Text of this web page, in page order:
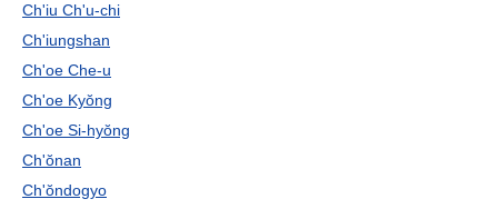
Ch'iu Ch'u-chi
Ch'iungshan
Ch'oe Che-u
Ch'oe Kyŏng
Ch'oe Si-hyŏng
Ch'ŏnan
Ch'ŏndogyo